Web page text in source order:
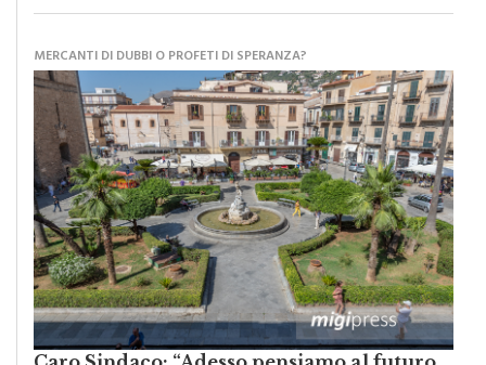
MATITA DI LEGNO
MERCANTI DI DUBBI O PROFETI DI SPERANZA?